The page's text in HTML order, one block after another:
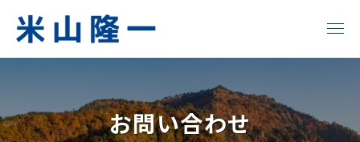
テ
へ
米
隆
い
え
メ
ュ
お問い合わせ